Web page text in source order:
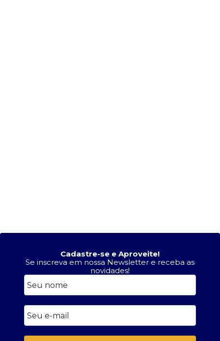
Cadastre-se e Aproveite!
Se inscreva em nossa Newsletter e receba as
novidades!